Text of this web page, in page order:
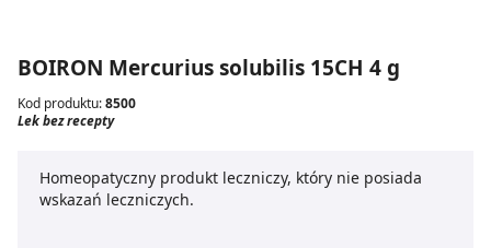
BOIRON Mercurius solubilis 15CH 4 g
Kod produktu:8500
Lek bez recepty
Homeopatyczny produkt leczniczy, który nie posiada
wskazań leczniczych.